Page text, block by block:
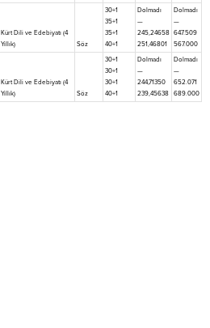
Kürt Dili ve Edebiyatı (4
Yıllık)
Söz
30+1
35+1
35+1
40+1
Dolmadı
—
245,24658
251,46801
Dolmadı
—
647.509
567.000
Kürt Dili ve Edebiyatı (4
Yıllık)
Söz
30+1
30+1
30+1
40+1
Dolmadı
—
244,71350
239,45638
Dolmadı
—
652.071
689.000